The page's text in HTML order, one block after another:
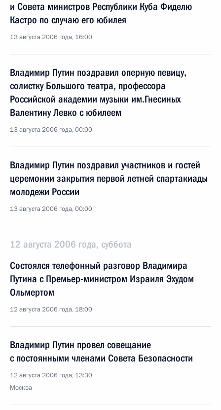
и Совета министров Республики Куба Фиделю
Кастро по случаю его юбилея
13 августа 2006 года, 16:00
Владимир Путин поздравил оперную певицу,
солистку Большого театра, профессора
Российской академии музыки им.Гнесиных
Валентину Левко с юбилеем
13 августа 2006 года, 00:00
Владимир Путин поздравил участников и гостей
церемонии закрытия первой летней спартакиады
молодежи России
13 августа 2006 года, 00:00
12 августа 2006 года, суббота
Состоялся телефонный разговор Владимира
Путина с Премьер-министром Израиля Эхудом
Ольмертом
12 августа 2006 года, 18:00
Владимир Путин провел совещание
с постоянными членами Совета Безопасности
12 августа 2006 года, 13:30
Москва